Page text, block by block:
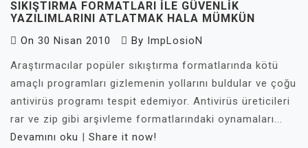
SIKIŞTIRMA FORMATLARI ILE GÜVENLIK
YAZILIMLARINI ATLATMAK HALA MÜMKÜN
On 30 Nisan 2010 By ImpLosioN
Araştırmacılar popüler sıkıştırma formatlarında kötü
amaçlı programları gizlemenin yollarını buldular ve çoğu
antivirüs programı tespit edemiyor. Antivirüs üreticileri
rar ve zip gibi arşivleme formatlarındaki oynamaları...
Devamını oku | Share it now!